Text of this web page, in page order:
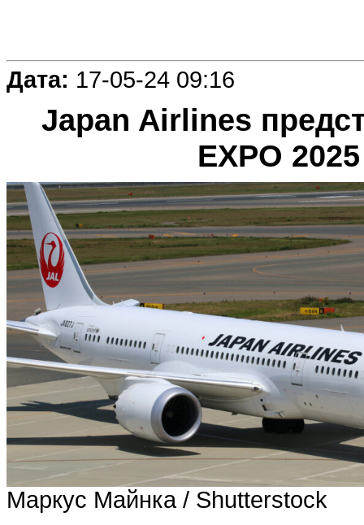
Дата: 17-05-24 09:16
Japan Airlines
EXPO
Маркус Майнка / Shutterstock